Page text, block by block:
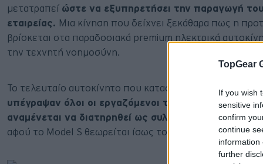
TopGear
If you wish
sensitive
confirm
continue
information
further
μετατραπεί ώστε να εξυπηρετήσει την παραγωγή
εταιρείας. Μια κίνηση που δείχνει ξεκάθαρα πως η
βρίσκεται στα παραδοσιακά premium ηλεκτρικά
την τεχνητή νοημοσύνη.
Το τελευταίο αυτοκίνητο που κατασκευάστηκε ήταν
υπέγραψαν όλοι οι εργαζόμενοι της γραμμής
αναμένεται να διατηρηθεί ως συλλεκτικό και
αφού το Model S θεωρείται ίσως το σημαντικότερο